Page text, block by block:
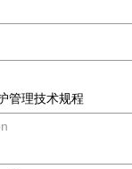
管理技术规程